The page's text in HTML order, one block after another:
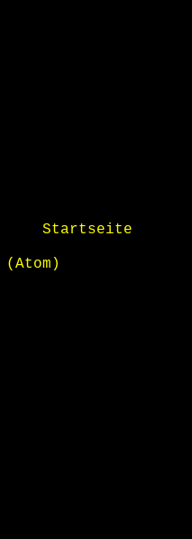
Startseite
(Atom)